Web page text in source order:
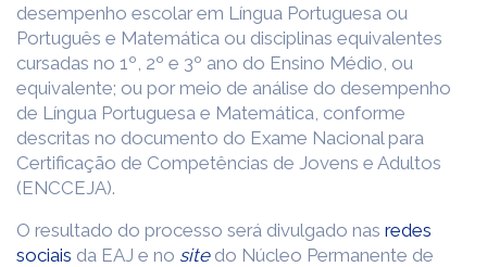
desempenho escolar em Língua Portuguesa ou
Português e Matemática ou disciplinas equivalentes
cursadas no 1º, 2º e 3º ano do Ensino Médio, ou
equivalente; ou por meio de análise do desempenho
de Língua Portuguesa e Matemática, conforme
descritas no documento do Exame Nacional para
Certificação de Competências de Jovens e Adultos
(ENCCEJA).
O resultado do processo será divulgado nas redes
sociais da EAJ e no sitedo Núcleo Permanente de